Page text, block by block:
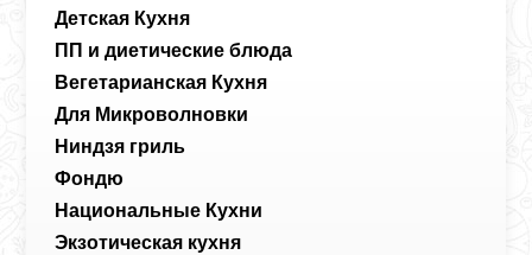
Детская Кухня
ПП и диетические блюда
Вегетарианская Кухня
Для Микроволновки
Ниндзя гриль
Фондю
Национальные Кухни
Экзотическая кухня